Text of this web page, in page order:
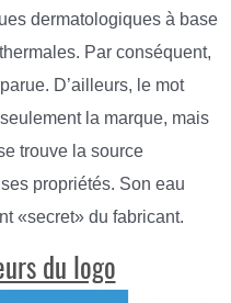
dermatologiques à base
Par conséquent,
D’ailleurs, le mot
la marque, mais
trouve la source
propriétés. Son eau
«secret» du fabricant.
du logo